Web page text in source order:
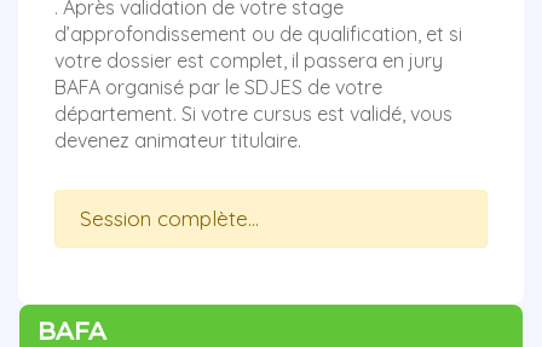
. Après validation de votre stage
d’approfondissement ou de qualification, et si
votre dossier est complet, il passera en jury
BAFA organisé par le SDJES de votre
département. Si votre cursus est validé, vous
devenez animateur titulaire.
Session complète...
BAFA